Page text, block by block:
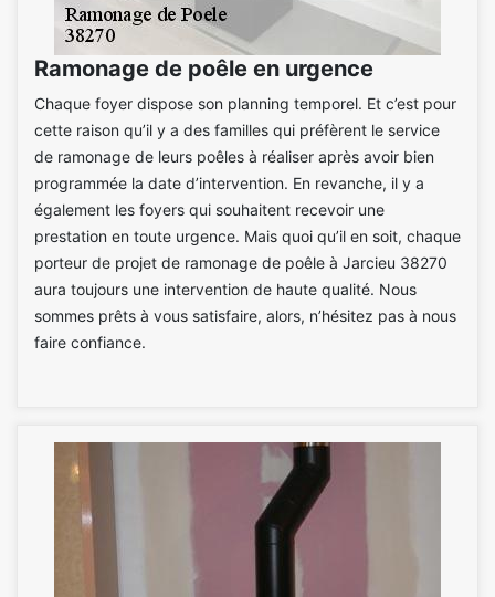
Ramonage de poêle en urgence
Chaque foyer dispose son planning temporel. Et c’est pour
cette raison qu’il y a des familles qui préfèrent le service
de ramonage de leurs poêles à réaliser après avoir bien
programmée la date d’intervention. En revanche, il y a
également les foyers qui souhaitent recevoir une
prestation en toute urgence. Mais quoi qu’il en soit, chaque
porteur de projet de ramonage de poêle à Jarcieu 38270
aura toujours une intervention de haute qualité. Nous
sommes prêts à vous satisfaire, alors, n’hésitez pas à nous
faire confiance.